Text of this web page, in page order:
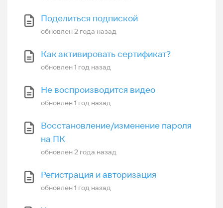
Поделиться подпиской
обновлен2 года назад
Как активировать сертификат?
обновлен1 год назад
Не воспроизводится видео
обновлен1 год назад
Восстановление/изменение пароля
на ПК
обновлен2 года назад
Регистрация и авторизация
обновлен1 год назад